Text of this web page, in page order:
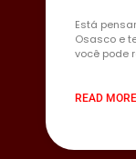
Está
Osasco e
você pode
READ